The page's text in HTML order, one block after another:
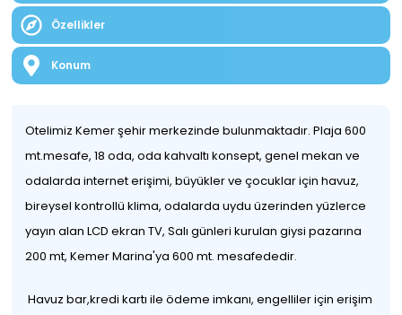
Özellikler
Konum
Otelimiz Kemer şehir merkezinde bulunmaktadır. Plaja 600
mt.mesafe, 18 oda, oda kahvaltı konsept, genel mekan ve
odalarda internet erişimi, büyükler ve çocuklar için havuz,
bireysel kontrollü klima, odalarda uydu üzerinden yüzlerce
yayın alan LCD ekran TV, Salı günleri kurulan giysi pazarına
200 mt, Kemer Marina'ya 600 mt. mesafededir.
Havuz bar,kredi kartı ile ödeme imkanı, engelliler için erişim